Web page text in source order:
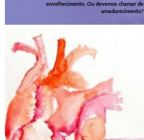
envelhecimento. Ou devemos chamar de
amadurecimento?